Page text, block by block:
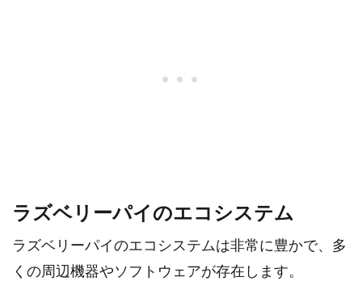
ラズベリーパイのエコシステム
ラズベリーパイのエコシステムは非常に豊かで、多
くの周辺機器やソフトウェアが存在します。